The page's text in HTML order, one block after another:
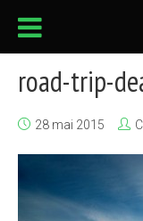
road-trip-
28 mai 2015